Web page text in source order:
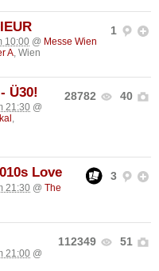
1
10:00 @ Messe Wien
A, Wien
28782 40
Ü30!
21:30 @
,
3
Love
21:30 @ The
112349 51
21:00 @